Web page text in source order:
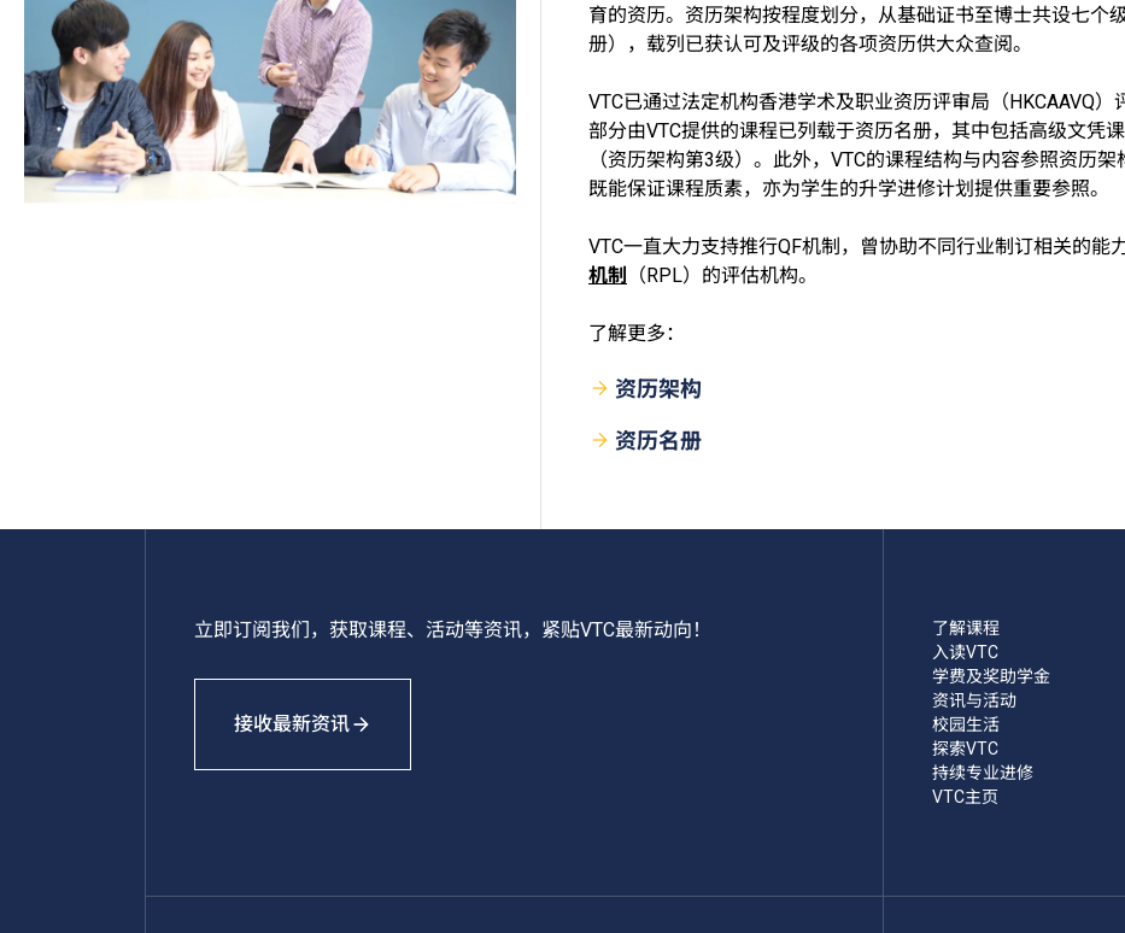
育的资历。资历架构按程度划分，从基础证书至博士共设七个
册），载列已获认可及评级的各项资历供大众查阅。
VTC已通过法定机构香港学术及职业资历评审局（HKCAAVQ
部分由VTC提供的课程已列载于资历名册，其中包括高级文凭
（资历架构第3级）。此外，VTC的课程结构与内容参照资历架
既能保证课程质素，亦为学生的升学进修计划提供重要参照。
VTC一直大力支持推行QF机制，曾协助不同行业制订相关的能
机制
（RPL）的评估机构。
了解更多：
资历架构
资历名册
立即订阅我们，获取课程、活动等资讯，紧贴VTC最新动向！
接收最新资讯
了解课程
入读VTC
学费及奖助学金
资讯与活动
校园生活
探索VTC
持续专业进修
VTC主页